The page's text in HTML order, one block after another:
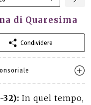
di Quaresima
Condividere
32): In quel tempo,